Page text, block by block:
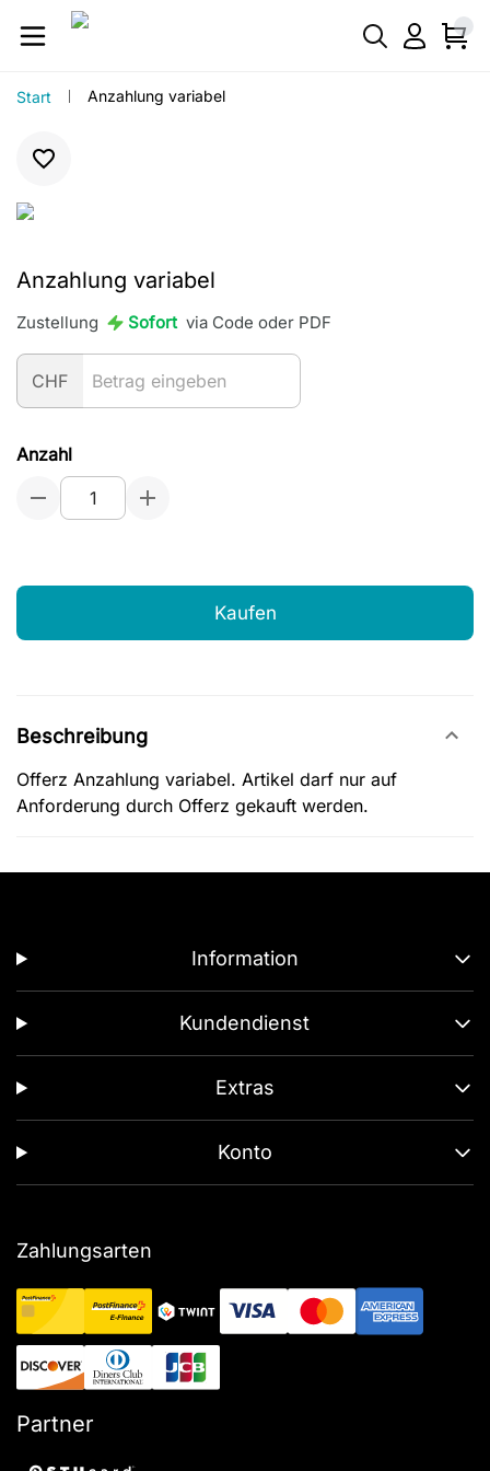
Start Anzahlung variabel
Anzahlung variabel
Zustellung Sofort via Code oder PDF
CHF
Anzahl
Kaufen
Beschreibung
Offerz Anzahlung variabel. Artikel darf nur auf
Anforderung durch Offerz gekauft werden.
Information
Kundendienst
Extras
Konto
Zahlungsarten
Partner